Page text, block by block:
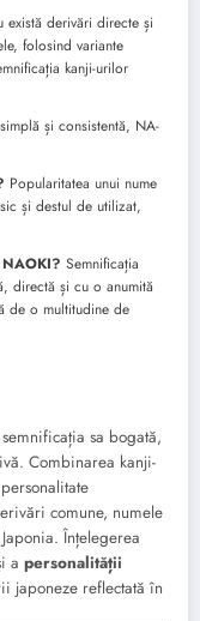
există derivări directe și
folosind variante
kanji-urilor
și consistentă, NA-
Popularitatea unui nume
și destul de utilizat,
NAOKI? Semnificația
directă și cu o anumită
de o multitudine de
sa bogată,
Combinarea kanji-
comune, numele
Înțelegerea
a personalității
japoneze reflectată în